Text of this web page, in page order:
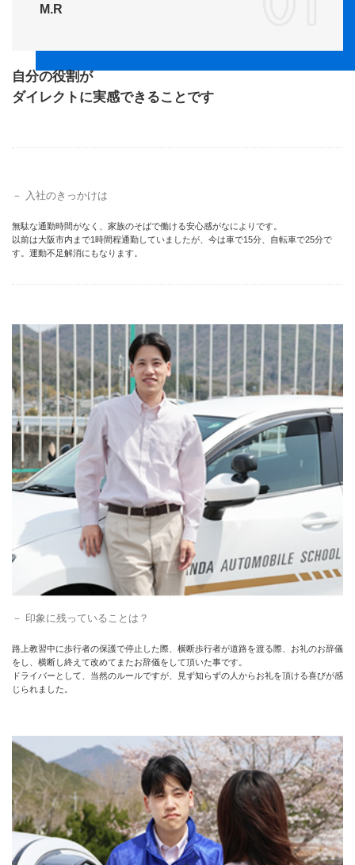
M.R
自分の役割が
ダイレクトに実感できることです
入社のきっかけは
無駄な通勤時間がなく、家族のそばで働ける安心感がなによりです。
以前は大阪市内まで1時間程通勤していましたが、今は車で15分、自転車で25分で
す。運動不足解消にもなります。
印象に残っていることは？
路上教習中に歩行者の保護で停止した際、横断歩行者が道路を渡る際、お礼のお辞儀
をし、横断し終えて改めてまたお辞儀をして頂いた事です。
ドライバーとして、当然のルールですが、見ず知らずの人からお礼を頂ける喜びが感
じられました。